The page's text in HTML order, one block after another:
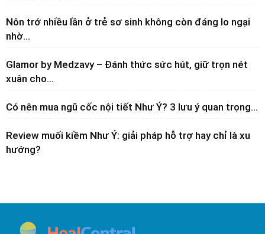
Nôn trớ nhiều lần ở trẻ sơ sinh không còn đáng lo ngại
nhờ...
Glamor by Medzavy – Đánh thức sức hút, giữ trọn nét
xuân cho...
Có nên mua ngũ cốc nội tiết Như Ý? 3 lưu ý quan trọng...
Review muối kiềm Như Ý: giải pháp hỗ trợ hay chỉ là xu
hướng?